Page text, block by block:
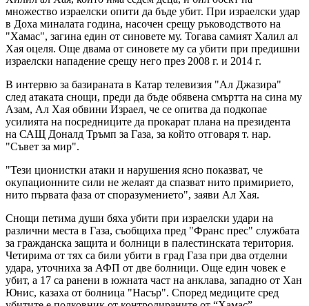
множество израелски опити да бъде убит. При израелски удар
в Доха миналата година, насочен срещу ръководството на
"Хамас", загина един от синовете му. Тогава самият Халил ал
Хая оцеля. Още двама от синовете му са убити при предишни
израелски нападение срещу него през 2008 г. и 2014 г.
В интервю за базираната в Катар телевизия "Ал Джазира"
след атаката снощи, преди да бъде обявена смъртта на сина му
Азам, Ал Хая обвини Израел, че се опитва да подкопае
усилията на посредниците да прокарат плана на президента
на САЩ Доналд Тръмп за Газа, за който отговаря т. нар.
"Съвет за мир".
"Тези ционистки атаки и нарушения ясно показват, че
окупационните сили не желаят да спазват нито примирието,
нито първата фаза от споразумението", заяви Ал Хая.
Снощи петима души бяха убити при израелски удари на
различни места в Газа, съобщиха пред "Франс прес" службата
за гражданска защита и болници в палестинската територия.
Четирима от тях са били убити в град Газа при два отделни
удара, уточниха за АФП от две болници. Още един човек е
убит, а 17 са ранени в южната част на анклава, западно от Хан
Юнис, казаха от болница "Насър". Според медиците сред